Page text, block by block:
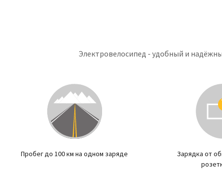
Электровелосипед - удобный и
Пробег до 100 км на одном заряде
Зарядка от